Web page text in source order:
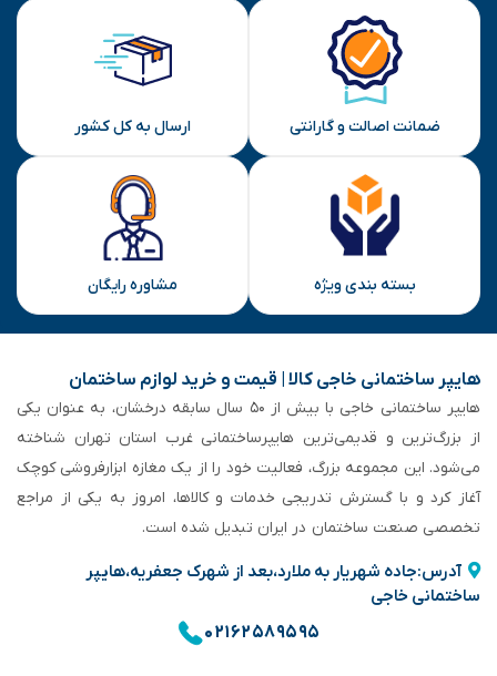
ضمانت اصالت و گارانتی ارسال به کل کشور
بسته بندی ویژه مشاوره رایگان
هایپر ساختمانی خاجی‌ کالا | قیمت و خرید لوازم ساختمان
هایپر ساختمانی خاجی‌ با بیش از ۵۰ سال سابقه‌ درخشان، به عنوان یکی
از بزرگ‌ترین و قدیمی‌ترین هایپرساختمانی‌ غرب استان تهران شناخته
می‌شود. این مجموعه بزرگ، فعالیت خود را از یک مغازه ابزارفروشی کوچک
آغاز کرد و با گسترش تدریجی خدمات و کالاها، امروز به یکی از مراجع
تخصصی صنعت ساختمان در ایران تبدیل شده است.
آدرس:جاده شهریار به ملارد،بعد از شهرک جعفریه،هایپر
ساختمانی خاجی
۰۲۱۶۲۵۸۹۵۹۵